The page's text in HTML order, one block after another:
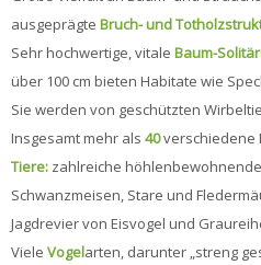
ausgeprägte Bruch- und
Sehr hochwertige, vitale Baum-
über 100 cm bieten Habitate wie
Sie werden von geschützten
Insgesamt mehr als 40verschiedene
Tiere: zahlreiche
Schwanzmeisen, Stare und
Jagdrevier von Eisvogel und
Viele Vogelarten, darunter „streng